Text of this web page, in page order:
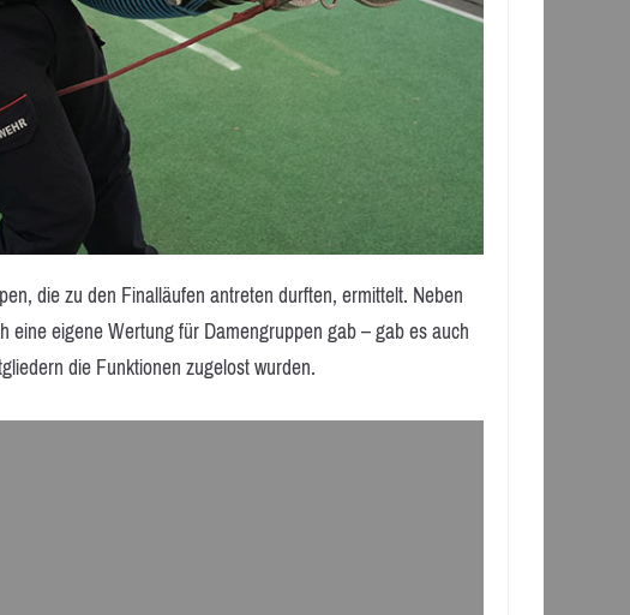
die zu den Finalläufen antreten durften, ermittelt. Neben
eigene Wertung für Damengruppen gab – gab es auch
die Funktionen zugelost wurden.